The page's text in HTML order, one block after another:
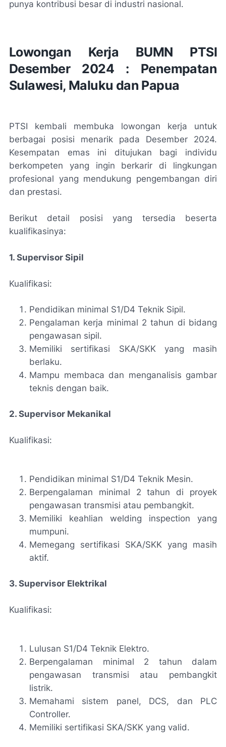
punya kontribusi besar di industri nasional.
Lowongan Kerja BUMN PTSI
Desember 2024 : Penempatan
Sulawesi, Maluku dan Papua
PTSI kembali membuka lowongan kerja untuk
berbagai posisi menarik pada Desember 2024.
Kesempatan emas ini ditujukan bagi individu
berkompeten yang ingin berkarir di lingkungan
profesional yang mendukung pengembangan diri
dan prestasi.
Berikut detail posisi yang tersedia beserta
kualifikasinya:
1. Supervisor Sipil
Kualifikasi:
Pendidikan minimal S1/D4 Teknik Sipil.
Pengalaman kerja minimal 2 tahun di bidang
pengawasan sipil.
Memiliki sertifikasi SKA/SKK yang masih
berlaku.
Mampu membaca dan menganalisis gambar
teknis dengan baik.
2. Supervisor Mekanikal
Kualifikasi:
Pendidikan minimal S1/D4 Teknik Mesin.
Berpengalaman minimal 2 tahun di proyek
pengawasan transmisi atau pembangkit.
Memiliki keahlian welding inspection yang
mumpuni.
Memegang sertifikasi SKA/SKK yang masih
aktif.
3. Supervisor Elektrikal
Kualifikasi:
Lulusan S1/D4 Teknik Elektro.
Berpengalaman minimal 2 tahun dalam
pengawasan transmisi atau pembangkit
listrik.
Memahami sistem panel, DCS, dan PLC
Controller.
Memiliki sertifikasi SKA/SKK yang valid.